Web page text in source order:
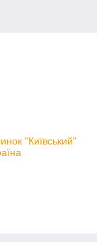
"Київський"